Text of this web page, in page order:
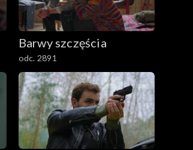
Barwy szczęścia
odc. 2891